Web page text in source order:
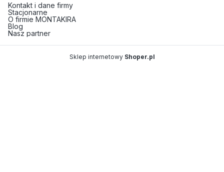
Kontakt i dane firmy
Stacjonarne
O firmie MONTAKIRA
Blog
Nasz partner
Sklep internetowy Shoper.pl